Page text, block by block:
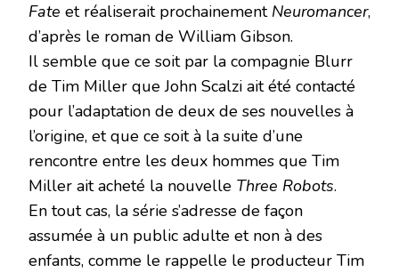
Fate et réaliserait prochainement Neuromancer,
d’après le roman de William Gibson.
Il semble que ce soit par la compagnie Blurr
de Tim Miller que John Scalzi ait été contacté
pour l’adaptation de deux de ses nouvelles à
l’origine, et que ce soit à la suite d’une
rencontre entre les deux hommes que Tim
Miller ait acheté la nouvelle Three Robots.
En tout cas, la série s’adresse de façon
assumée à un public adulte et non à des
enfants, comme le rappelle le producteur Tim